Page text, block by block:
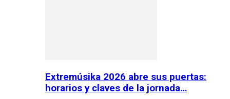
Extremúsika 2026 abre sus puertas:
horarios y claves de la jornada…